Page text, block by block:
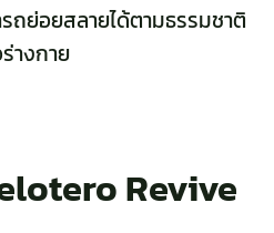
ถย่อยสลายได้ตามธรรมชาติ
างกาย
Revive